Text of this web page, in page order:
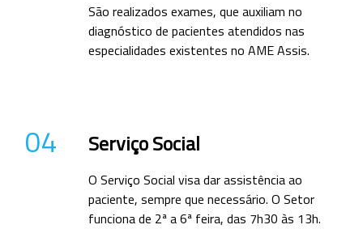
São realizados exames, que auxiliam no
diagnóstico de pacientes atendidos nas
especialidades existentes no AME Assis.
04 Serviço Social
O Serviço Social visa dar assistência ao
paciente, sempre que necessário. O Setor
funciona de 2ª a 6ª feira, das 7h30 às 13h.